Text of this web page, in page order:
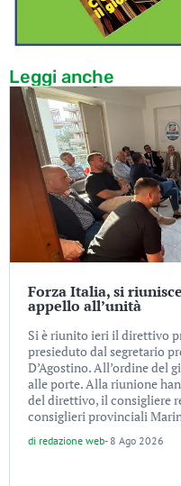
Leggi anche
Forza Italia, si
appello all’unità
Si è riunito ieri il direttivo
presieduto dal segretario
D’Agostino. All’ordine del
alle porte. Alla riunione
del direttivo, il consigliere
consiglieri provinciali
di redazione web- 8 Ago 2026